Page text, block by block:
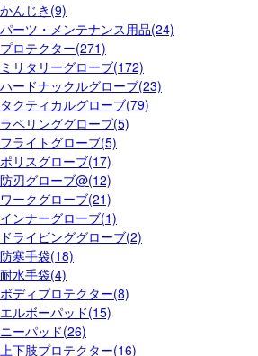
かんじき(9)
パーツ・メンテナンス用品(24)
プロテクター(271)
ミリタリーグローブ(172)
ハードナックルグローブ(23)
タクティカルグローブ(79)
ラペリンググローブ(5)
フライトグローブ(5)
ポリスグローブ(17)
防刃グローブ@(12)
ワークグローブ(21)
インナーグローブ(1)
ドライビンググローブ(2)
防寒手袋(18)
耐水手袋(4)
ボディプロテクター(8)
エルボーパッド(15)
ニーパッド(26)
上下肢プロテクター(16)